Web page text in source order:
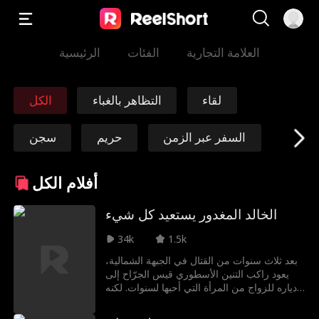
الرئيسية الفئات العلامة التجارية
الكل التظاهر بالغباء لقاء
سجن حريم السفر عبر الزمن
الفداء
من أعداء إلى عشاق التقمص
الرئيس التنفيذي الق
مثلث الحب
أفلام الكل
الخالد المغدور يستعيد كل شيء
34k
1.5k
بعد ثلاث سنوات من القتال في الجبهة الشمالية،
يعود راكب التنين الأسطوري قيس الجرّاح إلى
دياره للزواج من المرأة التي أحبها لسنوات. لكنه
وإرث عائلته مسروقاً من قبل مغتصب وقح. وبعد